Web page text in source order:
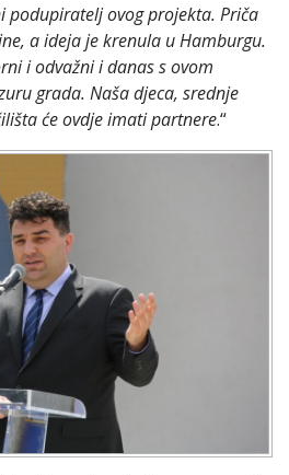
podupiratelj ovog projekta. Priča
a ideja je krenula u Hamburgu.
i odvažni i danas s ovom
grada. Naša djeca, srednje
će ovdje imati partnere.“